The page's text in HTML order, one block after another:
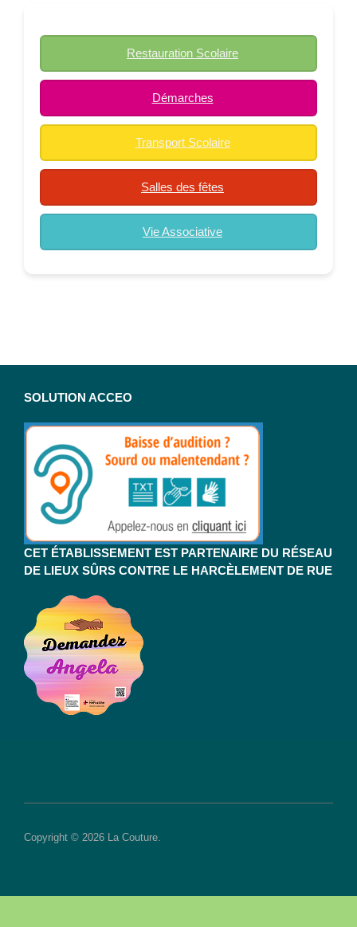
Restauration Scolaire
Démarches
Transport Scolaire
Salles des fêtes
Vie Associative
SOLUTION ACCEO
CET ÉTABLISSEMENT EST PARTENAIRE DU RÉSEAU
DE LIEUX SÛRS CONTRE LE HARCÈLEMENT DE RUE
Copyright © 2026 La Couture.